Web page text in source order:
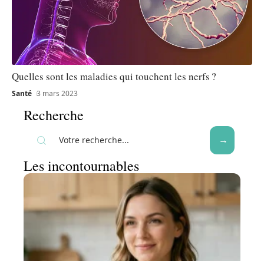
Quelles sont les maladies qui touchent les nerfs ?
Santé 3 mars 2023
Recherche
Les incontournables